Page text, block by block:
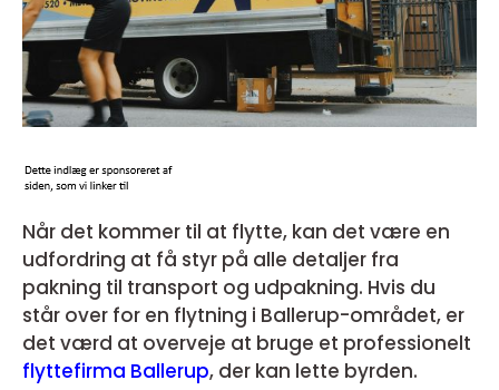
Når det kommer til at flytte, kan det være en
udfordring at få styr på alle detaljer fra
pakning til transport og udpakning. Hvis du
står over for en flytning i Ballerup-området, er
det værd at overveje at bruge et professionelt
flyttefirma Ballerup, der kan lette byrden.